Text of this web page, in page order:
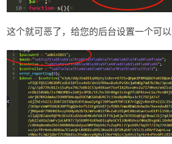
这个就可恶了，给您的后台设置一个可